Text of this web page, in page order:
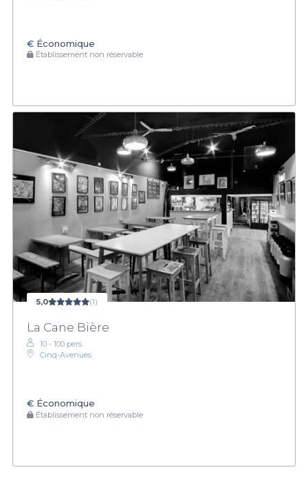
€ Économique
Établissement non réservable
5,0 (1)
La Cane Bière
10 - 100 pers.
Cinq-Avenues
€ Économique
Établissement non réservable